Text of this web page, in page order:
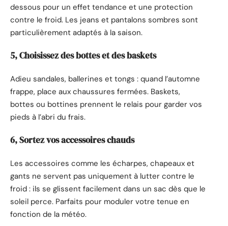
dessous pour un effet tendance et une protection
contre le froid. Les jeans et pantalons sombres sont
particulièrement adaptés à la saison.
5, Choisissez des bottes et des baskets
Adieu sandales, ballerines et tongs : quand l’automne
frappe, place aux chaussures fermées. Baskets,
bottes ou bottines prennent le relais pour garder vos
pieds à l’abri du frais.
6, Sortez vos accessoires chauds
Les accessoires comme les écharpes, chapeaux et
gants ne servent pas uniquement à lutter contre le
froid : ils se glissent facilement dans un sac dès que le
soleil perce. Parfaits pour moduler votre tenue en
fonction de la météo.